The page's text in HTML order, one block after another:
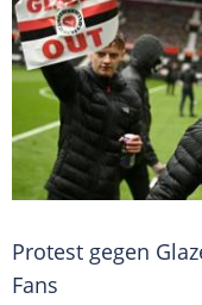
Protest gegen
Fans